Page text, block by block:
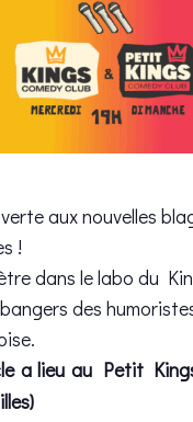
aux nouvelles
!
dans le labo du
des
a lieu au Petit